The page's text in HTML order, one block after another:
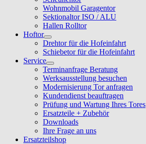
Wohnmobil Garagentor
Sektionaltor ISO / ALU
Hallen Rolltor
Hoftor
Drehtor für die Hofeinfahrt
Schiebetor für die Hofeinfahrt
Service
Terminanfrage Beratung
Werksausstellung besuchen
Modernisierung Tor anfragen
Kundendienst beauftragen
Prüfung und Wartung Ihres Tores
Ersatzteile + Zubehör
Downloads
Ihre Frage an uns
Ersatzteilshop